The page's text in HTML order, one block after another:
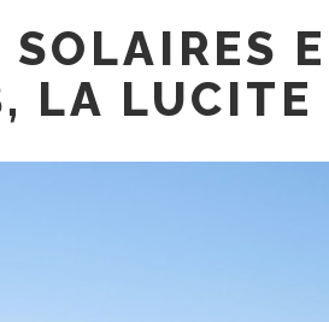
SOLAIRES
LA LUCITE